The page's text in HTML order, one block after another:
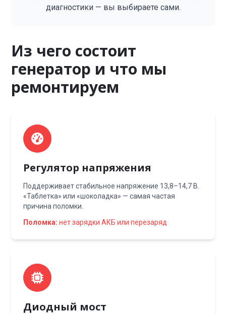
диагностики — вы выбираете сами.
Из чего состоит
генератор и что мы
ремонтируем
Регулятор напряжения
Поддерживает стабильное напряжение 13,8–14,7 В.
«Таблетка» или «шоколадка» — самая частая
причина поломки.
Поломка: нет зарядки АКБ или перезаряд
Диодный мост